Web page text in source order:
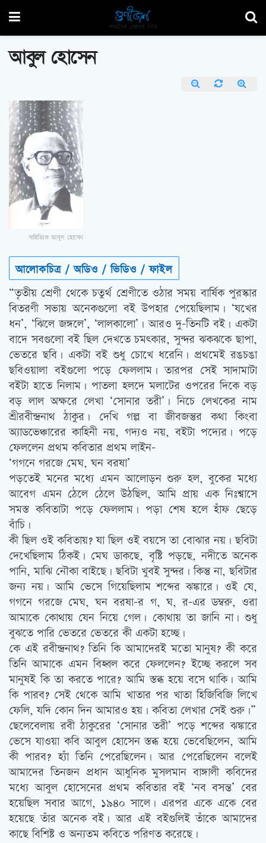
আবুল হোসেন
সাহিত্যিক আবুল হোসেন
আলোকচিত্র / অডিও / ভিডিও / ফাইল
“তৃতীয় শ্রেণী থেকে চতুর্থ শ্রেণীতে ওঠার সময় বার্ষিক পুরস্কার
বিতরণী সভায় অনেকগুলো বই উপহার পেয়েছিলাম। ‘যখের
ধন’, ‘ঝিলে জঙ্গলে’, ‘লালকালো’। আরও দু-তিনটি বই। একটা
বাদে সবগুলো বই ছিল দেখতে চমৎকার, সুন্দর ঝকঝকে ছাপা,
ভেতরে ছবি। একটা বই শুধু চোখে ধরেনি। প্রথমেই রঙচঙা
ছবিওয়ালা বইগুলো পড়ে ফেললাম। তারপর সেই সাদামাটা
বইটা হাতে নিলাম। পাতলা হলদে মলাটের ওপরের দিকে বড়
বড় লাল অক্ষরে লেখা ‘সোনার তরী’। নিচে লেখকের নাম
শ্রীরবীন্দ্রনাথ ঠাকুর। দেখি গল্প বা জীবজন্তুর কথা কিংবা
অ্যাডভেঞ্চারের কাহিনী নয়, গদ্যও নয়, বইটা পদ্যের। পড়ে
ফেললেন প্রথম কবিতার প্রথম লাইন-
‘গগনে গরজে মেঘ, ঘন বরষা’
পড়তেই মনের মধ্যে এমন আলোড়ন শুরু হল, বুকের মধ্যে
আবেগ এমন ঠেলে ঠেলে উঠছিল, আমি প্রায় এক নিঃশ্বাসে
সমস্ত কবিতাটা পড়ে ফেললাম। পড়া শেষ হলে হাঁফ ছেড়ে
বাঁচি।
কী ছিল ওই কবিতায়? যা ছিল ওই বয়সে তা বোঝার নয়। ছবিটা
দেখেছিলাম ঠিকই। মেঘ ডাকছে, বৃষ্টি পড়ছে, নদীতে অনেক
পানি, মাঝি নৌকা বাইছে। ছবিটা খুবই সুন্দর। কিন্তু না, ছবিটার
জন্য নয়। আমি ভেসে গিয়েছিলাম শব্দের ঝঙ্কারে। ওই যে,
গগনে গরজে মেঘ, ঘন বরষা-র গ, ঘ, র-এর ডম্বরু, ওরা
আমাকে কোথায় যেন নিয়ে গেল। কোথায় তা জানি না। শুধু
বুঝতে পারি ভেতরে ভেতরে কী একটা হচ্ছে।
কে এই রবীন্দ্রনাথ? তিনি কি আমাদেরই মতো মানুষ? কী করে
তিনি আমাকে এমন বিহ্বল করে ফেললেন? ইচ্ছে করলে সব
মানুষই কি তা করতে পারে? আমি স্তব্ধ হয়ে বসে থাকি। আমি
কি পারব? সেই থেকে আমি খাতার পর খাতা হিজিবিজি লিখে
ফেলি, যদি কোন দিন আমারও হয়। কবিতা লেখার সেই শুরু।”
ছেলেবেলায় রবী ঠাকুরের ‘সোনার তরী’ পড়ে শব্দের ঝঙ্কারে
ভেসে যাওয়া কবি আবুল হোসেন স্তব্ধ হয়ে ভেবেছিলেন, আমি
কী পারব? হ্যাঁ তিনি পেরেছিলেন। আর পেরেছিলেন বলেই
আমাদের তিনজন প্রধান আধুনিক মুসলমান বাঙ্গালী কবিদের
মধ্যে আবুল হোসেনের প্রথম কবিতার বই ‘নব বসন্ত’ বের
হয়েছিল সবার আগে, ১৯৪০ সালে। এরপর একে একে বের
হয়েছে তাঁর অনেক বই। আর এই বইগুলিই তাঁকে আমাদের
কাছে বিশিষ্ট ও অন্যতম কবিতে পরিণত করেছে।